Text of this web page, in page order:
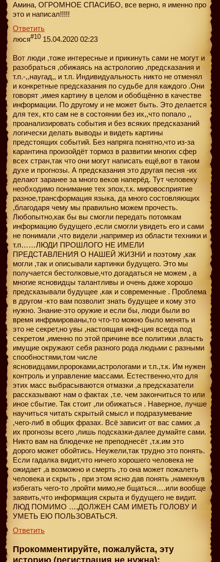
Амина, ОГРОМНОЕ СПАСИБО, все верно, я именно про
это и написал!!!!!
Ответить
люся#10 15.04.2020 02:23
Вот люди ,тоже интересные и прикинуть сами не могут и
разобраться ,обижаясь на астрологию ,предсказания и
т.п.-,,наугад,, и т.п. Индивидуальность никто не отменял
и конкретные предсказания по судьбе для каждого .Они
говорят ,имея картину в целом и обобщённо в качестве
информации. По другому и не может быть. Это делается
для тех, кто сам не в состоянии без их,,что попало ,,
проанализировать события и без всяких предсказаний
логически делать выводы и видеть картины
предстоящих событий. Без напряга понятно,что из-за
карантина произойдёт тормоз в развитии многих сфер
всех стран,так что они могут написать ещё,вот в таком
духе и прогнозы. А предсказания это другая песня -их
делают заранее за много веков наперёд. Тут человеку
необходимо понимание тех эпох,т.к. мировосприятие
разное,трансформация языка, да много состовляющих
,благодаря чему мы правильно можем прочесть.
Любопытно,как бы вы смогли передать потомкам
информацию будущего ,если смогли увидеть его и сами
не понимали ,что видели ,например из области техники и
т.п……ЛЮДИ ПРОШЛОГО НЕ ИМЕЛИ
ПРЕДСТАВЛЕНИЯ О НАШЕЙ ЖИЗНИ и поэтому ,как
могли ,так и описывали картинки будущего. Это мы
получается бестолковые,что догадаться не можем , а
многие ясновидцы талантливы и очень даже хорошо
предсказывали будущее ,как и современные . Проблема
в другом -кто вам позволит знать будущее и кому это
нужно. Знание-это оружие и если бы, люди были во
время инфрмированы,то что-то можно было менять и
это не секрет,но увы ,настоящая инф-ция всегда под
секретом ,именно по этой причине все политики ,власть
имущие окружают себя разного рода людьми с разными
спообностями,том числе
ясновидцами,пророками,астрологами и т.п.,т.к. Им нужен
контроль и управление массами. Естественно,что для
этих масс выбрасываются отмазки ,а предсказатели
рассказывают нам о фактах ,т.е. чем закончиться то или
иное сбытие. Так стоит ,ли обижаться . Наверное, лучше
научиться читать скрытый смысл и подразумевание
,чего-либ в общих фразах. Всё зависит от вас самих ,а
их прогнозы всего ,лишь подсказки-далее думайте сами.
Никто вам на блюдечке не преподнесёт ,т.к.им это
дорого может обойтись. Неужели,так трудно это понять.
Если гадалка видит,что ничего хорошего человека не
ожидает ,а возможно и смерть ,то она может пожалеть
человека и скрыть , при этом ясно дав понять ,намекнув
избегать чего-то ,пройти мимо,не бщаться….или вообще
заявить,что информация скрыта и будущего не видит.
ЛЮД ПОМИМО …,ДОЛЖЕН САМ ИМЕТЬ ГОЛОВУ И
УМЕТЬ ЕЮ ПОЛЬЗОВАТЬСЯ.
Ответить
Прокомментируйте, пожалуйста, эту